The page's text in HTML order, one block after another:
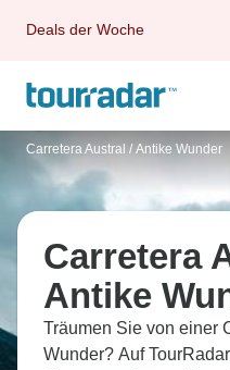
Deals der Woche
Carretera Austral / Antike Wunder
Carretera
Antike
Träumen Sie von einer
Wunder? Auf